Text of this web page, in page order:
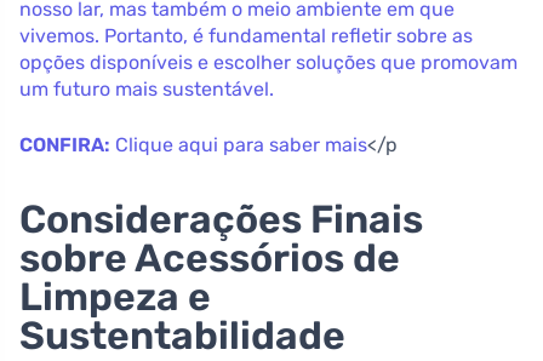
nosso lar, mas também o meio ambiente em que
vivemos. Portanto, é fundamental refletir sobre as
opções disponíveis e escolher soluções que promovam
um futuro mais sustentável.
CONFIRA: Clique aqui para saber mais</p
Considerações Finais
sobre Acessórios de
Limpeza e
Sustentabilidade